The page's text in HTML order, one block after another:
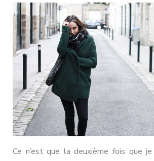
Ce n’est que la deuxième fois que